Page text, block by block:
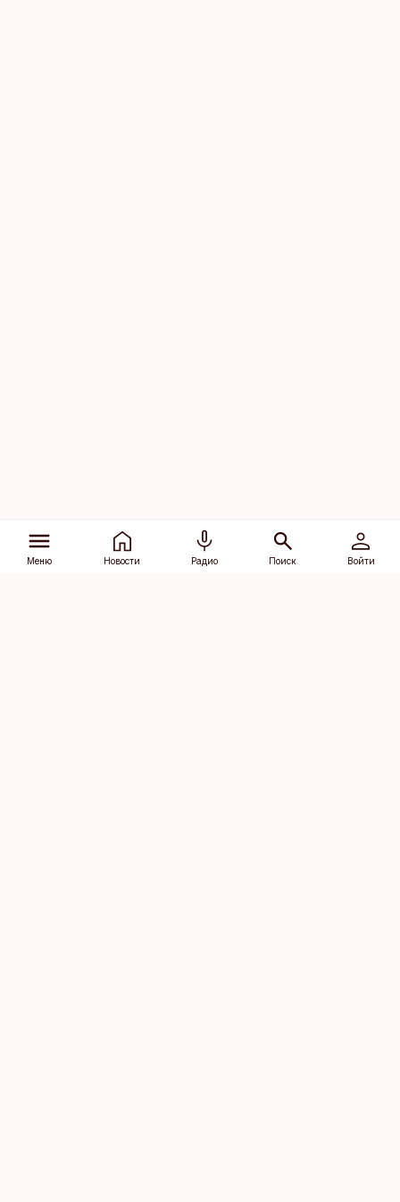
Меню Новости Радио Поиск Войти